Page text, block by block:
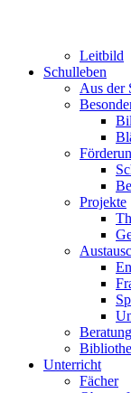
Leitbild
Schulleben
Aus der
Projekte
Beratung
Unterricht
Fächer